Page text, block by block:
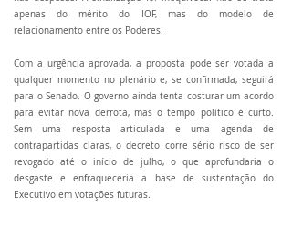
apenas do mérito do IOF, mas do modelo de
relacionamento entre os Poderes.
Com a urgência aprovada, a proposta pode ser votada a
qualquer momento no plenário e, se confirmada, seguirá
para o Senado. O governo ainda tenta costurar um acordo
para evitar nova derrota, mas o tempo político é curto.
Sem uma resposta articulada e uma agenda de
contrapartidas claras, o decreto corre sério risco de ser
revogado até o início de julho, o que aprofundaria o
desgaste e enfraqueceria a base de sustentação do
Executivo em votações futuras.